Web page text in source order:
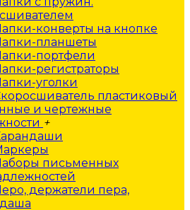
конверты на кнопке
планшеты
портфели
регистраторы
уголки
пластиковый
и чертежные
+
письменных
держатели пера,